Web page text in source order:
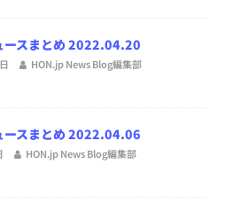
ースまとめ 2022.04.20
HON.jp News Blog編集部
ースまとめ 2022.04.06
HON.jp News Blog編集部